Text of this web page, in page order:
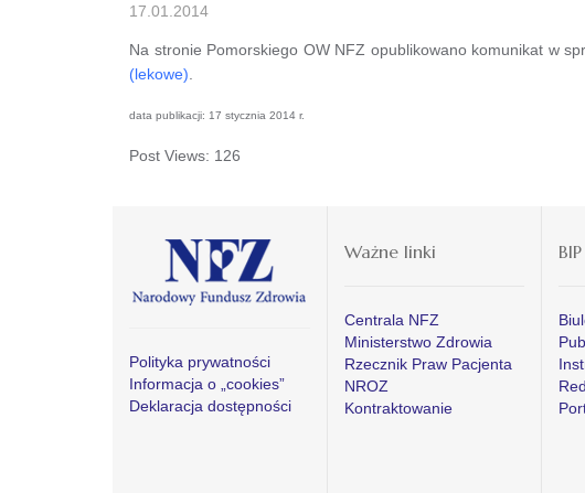
17.01.2014
Na stronie Pomorskiego OW NFZ opublikowano komunikat w
(lekowe)
data publikacji: 17 stycznia 2014 r.
Post Views: 126
Polityka prywatności
Informacja o „cookies”
Deklaracja dostępności
Ważne linki
Centrala NFZ
Ministerstwo Zdrowia
Rzecznik Praw Pacjenta
NROZ
Kontraktowanie